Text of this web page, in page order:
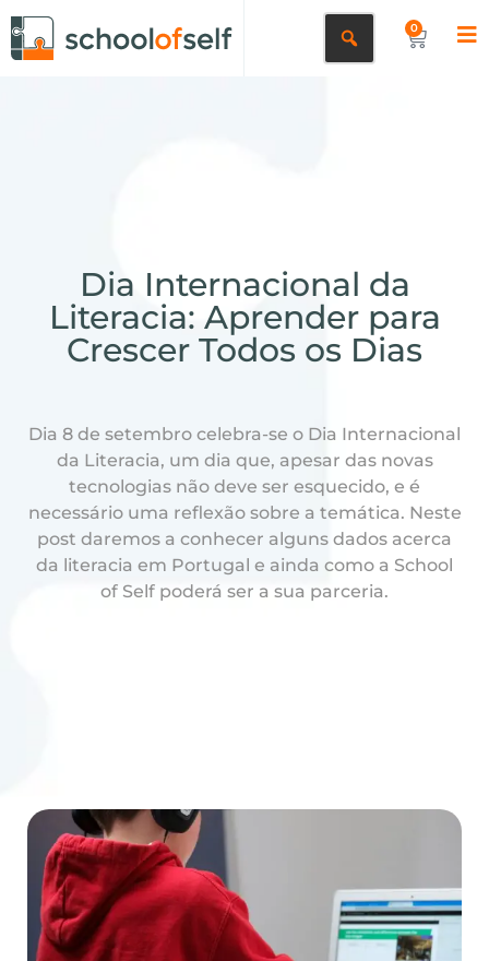
0
Dia Internacional da
Literacia: Aprender para
Crescer Todos os Dias
Dia 8 de setembro celebra-se o Dia Internacional
da Literacia, um dia que, apesar das novas
tecnologias não deve ser esquecido, e é
necessário uma reflexão sobre a temática. Neste
post daremos a conhecer alguns dados acerca
da literacia em Portugal e ainda como a School
of Self poderá ser a sua parceria.